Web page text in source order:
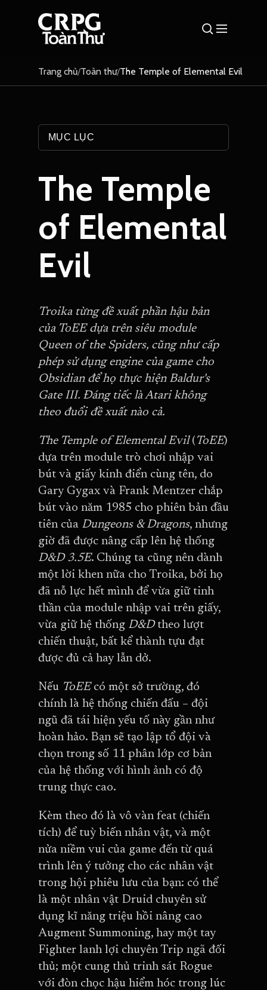
Trang chủ/Toàn thư/The Temple of Elemental Evil
MỤC LỤC
The Temple
of Elemental
Evil
Troika từng đề xuất phần hậu bản
của ToEE dựa trên siêu module
Queen of the Spiders, cũng như cấp
phép sử dụng engine của game cho
Obsidian để họ thực hiện Baldur's
Gate III. Đáng tiếc là Atari không
theo đuổi đề xuất nào cả.
The Temple of Elemental Evil ( ToEE)
dựa trên module trò chơi nhập vai
bút và giấy kinh điển cùng tên, do
Gary Gygax và Frank Mentzer chắp
bút vào năm 1985 cho phiên bản đầu
tiên của Dungeons & Dragons, nhưng
giờ đã được nâng cấp lên hệ thống
D&D 3.5E. Chúng ta cũng nên dành
một lời khen nữa cho Troika, bởi họ
đã nỗ lực hết mình để vừa giữ tinh
thần của module nhập vai trên giấy,
vừa giữ hệ thống D&Dtheo lượt
chiến thuật, bất kể thành tựu đạt
được đủ cả hay lẫn dở.
Nếu ToEE có một sở trường, đó
chính là hệ thống chiến đấu – đội
ngũ đã tái hiện yếu tố này gần như
hoàn hảo. Bạn sẽ tạo lập tổ đội và
chọn trong số 11 phân lớp cơ bản
của hệ thống với hình ảnh có độ
trung thực cao.
Kèm theo đó là vô vàn feat (chiến
tích) để tuỳ biến nhân vật, và một
nửa niềm vui của game đến từ quá
trình lên ý tưởng cho các nhân vật
trong hội phiêu lưu của bạn: có thể
là một nhân vật Druid chuyên sử
dụng kĩ năng triệu hồi nâng cao
Augment Summoning, hay một tay
Fighter lanh lợi chuyên Trip ngã đối
thủ; một cung thủ trinh sát Rogue
với đòn chọc hậu hiểm hóc trong lúc